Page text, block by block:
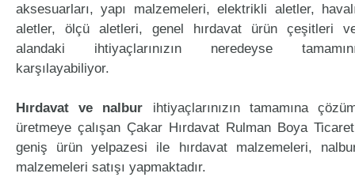
aksesuarları, yapı malzemeleri, elektrikli aletler,
aletler, ölçü aletleri, genel hırdavat ürün çeşitleri
alandaki ihtiyaçlarınızın neredeyse
karşılayabiliyor.
Hırdavat ve nalbur ihtiyaçlarınızın tamamına
üretmeye çalışan Çakar Hırdavat Rulman Boya
geniş ürün yelpazesi ile hırdavat malzemeleri,
malzemeleri satışı yapmaktadır.